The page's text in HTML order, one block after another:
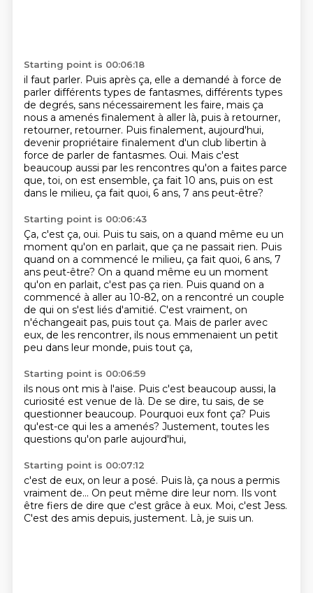
Starting point is 00:06:18
il faut parler. Puis après ça, elle a demandé à force de
parler différents types de fantasmes, différents types
de degrés, sans nécessairement les faire, mais ça
nous a amenés finalement à aller là, puis à retourner,
retourner, retourner. Puis finalement, aujourd'hui,
devenir propriétaire finalement d'un club libertin à
force de parler de fantasmes. Oui. Mais c'est
beaucoup aussi par les rencontres qu'on a faites parce
que, toi, on est ensemble, ça fait 10 ans, puis on est
dans le milieu, ça fait quoi, 6 ans, 7 ans peut-être?
Starting point is 00:06:43
Ça, c'est ça, oui. Puis tu sais, on a quand même eu un
moment qu'on en parlait, que ça ne passait rien. Puis
quand on a commencé le milieu, ça fait quoi, 6 ans, 7
ans peut-être? On a quand même eu un moment
qu'on en parlait, c'est pas ça rien. Puis quand on a
commencé à aller au 10-82, on a rencontré un couple
de qui on s'est liés d'amitié. C'est vraiment, on
n'échangeait pas, puis tout ça. Mais de parler avec
eux, de les rencontrer, ils nous emmenaient un petit
peu dans leur monde, puis tout ça,
Starting point is 00:06:59
ils nous ont mis à l'aise. Puis c'est beaucoup aussi, la
curiosité est venue de là. De se dire, tu sais, de se
questionner beaucoup. Pourquoi eux font ça? Puis
qu'est-ce qui les a amenés? Justement, toutes les
questions qu'on parle aujourd'hui,
Starting point is 00:07:12
c'est de eux, on leur a posé. Puis là, ça nous a permis
vraiment de... On peut même dire leur nom. Ils vont
être fiers de dire que c'est grâce à eux. Moi, c'est Jess.
C'est des amis depuis, justement. Là, je suis un.